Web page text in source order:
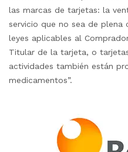
las marcas de tarjetas: la
servicio que no sea de
leyes aplicables al
Titular de la tarjeta, o
actividades también están
medicamentos”.